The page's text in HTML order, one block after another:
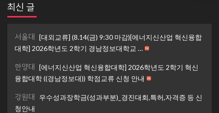
최신 글
서울대 [대외교류] (8.14(금) 9:30 마감)[에너지신산업 혁신융합
대학] 2026학년도 2학기 경남정보대학교 …
한양대 [에너지신산업 혁신융합대학] 2026학년도 2학기 혁신
융합대학 ((경남정보대)) 학점교류 신청 안내
강원대
우수성과장학금(성과부분)_경진대회,특허,자격증 등 신
청안내